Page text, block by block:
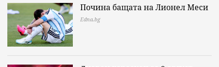
Почина бащата на Лионел Меси
Edna.bg